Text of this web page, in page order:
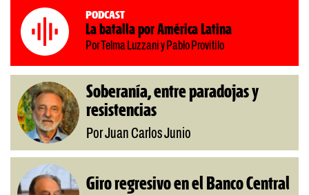
Podcast
La batalla por América Latina
Por Telma Luzzani y Pablo Provitilo
Soberanía, entre paradojas y
resistencias
Por Juan Carlos Junio
Giro regresivo en el Banco Central